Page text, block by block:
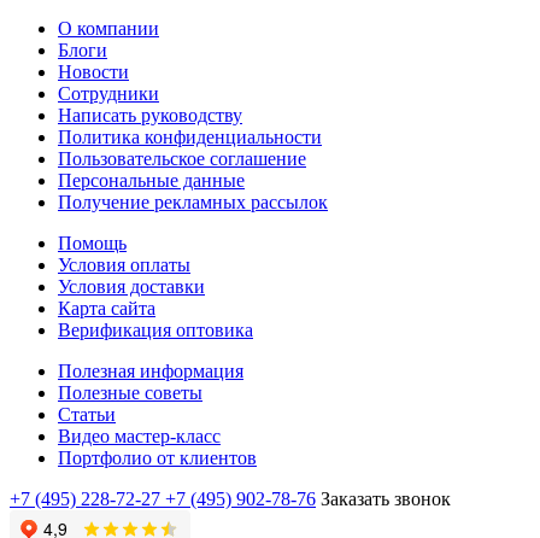
О компании
Блоги
Новости
Сотрудники
Написать руководству
Политика конфиденциальности
Пользовательское соглашение
Персональные данные
Получение рекламных рассылок
Помощь
Условия оплаты
Условия доставки
Карта сайта
Верификация оптовика
Полезная информация
Полезные советы
Статьи
Видео мастер-класс
Портфолио от клиентов
+7 (495) 228-72-27 +7 (495) 902-78-76 Заказать звонок